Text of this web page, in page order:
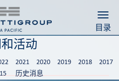
目录
活动
2021 2020 2019 2018
2017
历史消息